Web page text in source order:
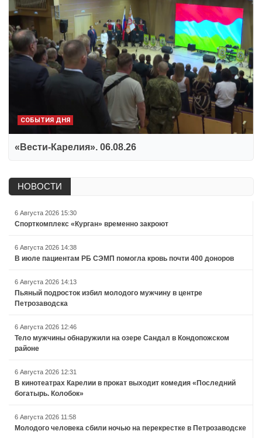
СОБЫТИЯ ДНЯ
«Вести-Карелия». 06.08.26
НОВОСТИ
6 Августа 2026 15:30
Спорткомплекс «Курган» временно закроют
6 Августа 2026 14:38
В июле пациентам РБ СЭМП помогла кровь почти 400 доноров
6 Августа 2026 14:13
Пьяный подросток избил молодого мужчину в центре
Петрозаводска
6 Августа 2026 12:46
Тело мужчины обнаружили на озере Сандал в Кондопожском
районе
6 Августа 2026 12:31
В кинотеатрах Карелии в прокат выходит комедия «Последний
богатырь. Колобок»
6 Августа 2026 11:58
Молодого человека сбили ночью на перекрестке в Петрозаводске